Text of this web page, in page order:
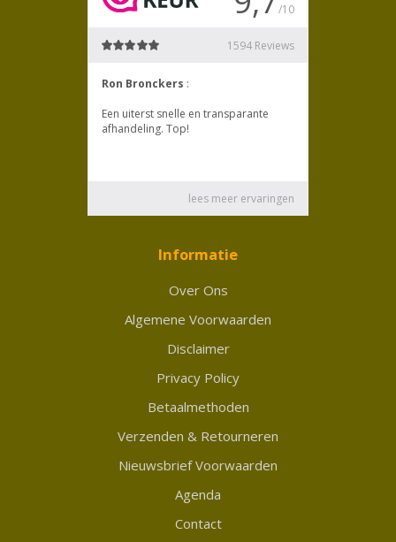
Informatie
Over Ons
Algemene Voorwaarden
Disclaimer
Privacy Policy
Betaalmethoden
Verzenden & Retourneren
Nieuwsbrief Voorwaarden
Agenda
Contact